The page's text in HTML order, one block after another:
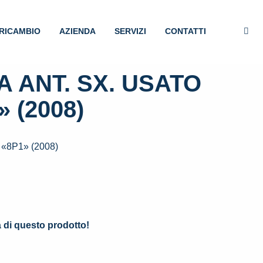
AZIENDA SERVIZI CONTATTI
ANT. SX. USATO
(2008)
(2008)
di questo prodotto!